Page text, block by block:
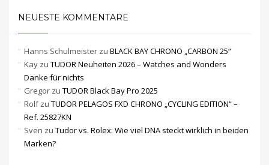
NEUESTE KOMMENTARE
Hanns Schulmeister zu BLACK BAY CHRONO „CARBON 25“
Kay zu TUDOR Neuheiten 2026 – Watches and Wonders
Danke für nichts
Gregor zu TUDOR Black Bay Pro 2025
Rolfzu TUDOR PELAGOS FXD CHRONO „CYCLING EDITION“ –
Ref. 25827KN
Sven zu Tudor vs. Rolex: Wie viel DNA steckt wirklich in beiden
Marken?